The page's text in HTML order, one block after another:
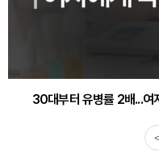
30대부터 유병률 2배...여
감기·독감 예방하고 면